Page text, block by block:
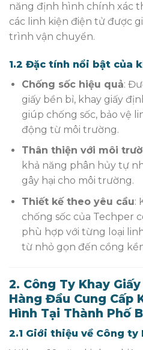
năng định hình chính xác
các linh kiện điện tử được
trình vận chuyển.
1.2 Đặc tính nổi bật của
Chống sốc hiệu quả:
giấy bền bỉ, khay giấy
giúp chống sốc, bảo vệ
động từ môi trường.
Thân thiện với môi
khả năng phân hủy tự
gây hại cho môi trường.
Thiết kế theo yêu cầu:
chống sốc của Techper
phù hợp với từng loại
từ nhỏ gọn đến cồng
2. Công Ty Khay
Hàng Đầu Cung Cấp
Hình Tại Thành Phố
2.1 Giới thiệu về Công ty